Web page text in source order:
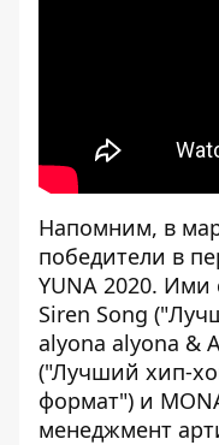
Напомним, в
победители в
YUNA 2020. Ими
Siren Song
alyona alyona &
("Лучший хип-
формат") и
менеджмент